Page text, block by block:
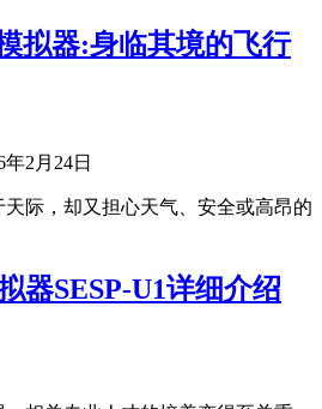
拟器:身临其境的飞行
年2月24日
际，却又担心天气、安全或高昂的
器SESP-U1详细介绍